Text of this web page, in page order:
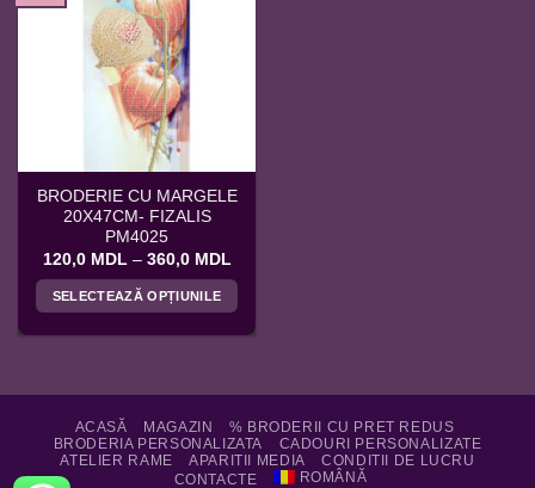
BRODERIE CU MARGELE
20X47CM- FIZALIS
PM4025
120,0 MDL – 360,0 MDL
prețuri:
120,0 MDL
la
SELECTEAZĂ OPȚIUNILE
mai
multe
variații.
Opțiunile
ACASĂ MAGAZIN
% BRODERII CU PRET REDUS
BRODERIA PERSONALIZATA
CADOURI PERSONALIZATE
ATELIER RAME
APARITII MEDIA
CONDITII DE LUCRU
CONTACTE
ROMÂNĂ